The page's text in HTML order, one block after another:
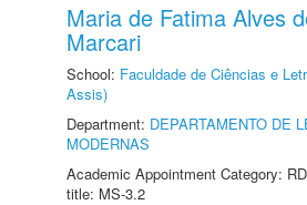
Maria de Fatima Alves
Marcari
School: Faculdade de Ciências e
Assis)
Department: DEPARTAMENTO DE
MODERNAS
Academic Appointment Category:
title: MS-3.2